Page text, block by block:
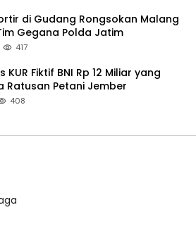
di Gudang Rongsokan Malang
Gegana Polda Jatim
417
KUR Fiktif BNI Rp 12 Miliar yang
Ratusan Petani Jember
408